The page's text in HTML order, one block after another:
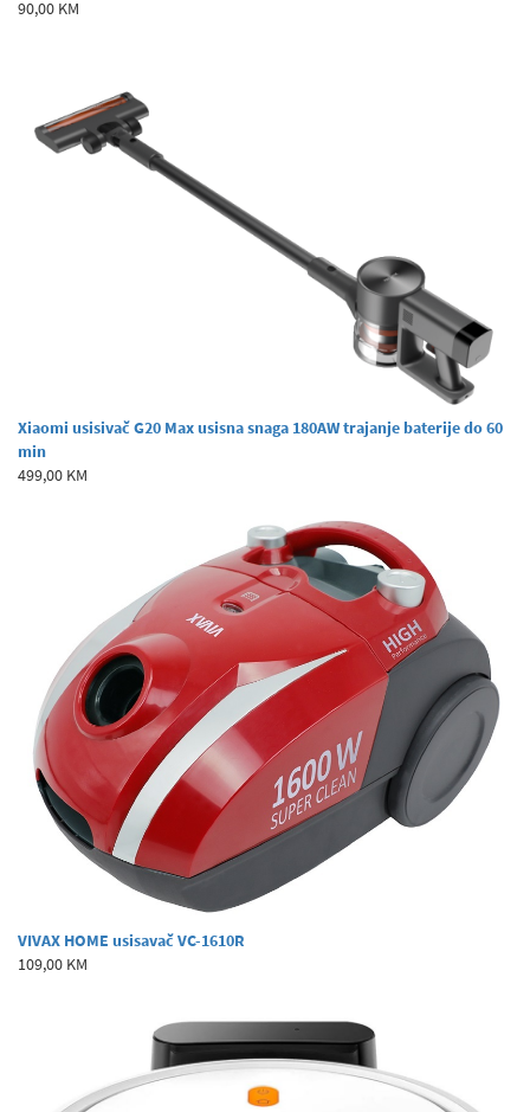
90,00 KM
Xiaomi usisivač G20 Max usisna snaga 180AW trajanje baterije do 60
min
499,00 KM
VIVAX HOME usisavač VC-1610R
109,00 KM